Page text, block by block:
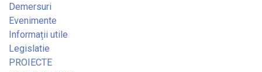
Demersuri
Evenimente
Informații utile
Legislatie
PROIECTE